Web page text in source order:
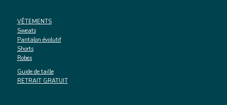
VÊTEMENTS
Sweats
Pantalon évolutif
Shorts
Robes
Guide de taille
RETRAIT GRATUIT